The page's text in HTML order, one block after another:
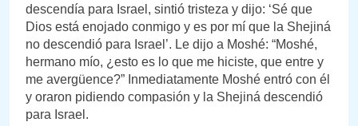
descendía para Israel, sintió tristeza y dijo: ‘Sé que
Dios está enojado conmigo y es por mí que la Shejiná
no descendió para Israel’. Le dijo a Moshé: “Moshé,
hermano mío, ¿esto es lo que me hiciste, que entre y
me avergüence?” Inmediatamente Moshé entró con él
y oraron pidiendo compasión y la Shejiná descendió
para Israel.